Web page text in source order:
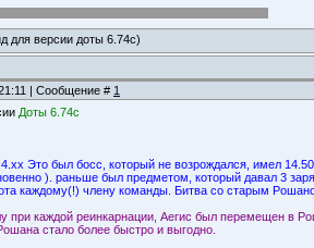
для версии доты 6.74с)
| Сообщение # 1
Доты 6.74с
Это был босс, который не возрождался, имел
). раньше был предметом, который давал 3
каждому(!) члену команды. Битва со старым
при каждой реинкарнации, Аегис был перемещен в
стало более быстро и выгодно.